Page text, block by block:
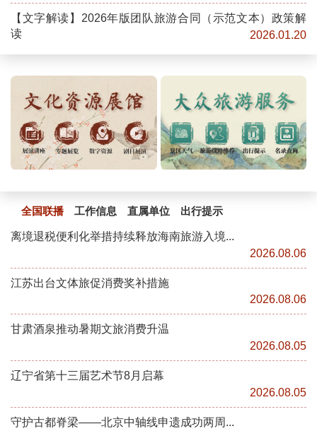
【文字解读】2026年版团队旅游合同（示范文本）政策解
读
2026.01.20
全国联播 工作信息 直属单位 出行提示
离境退税便利化举措持续释放海南旅游入境...
2026.08.06
江苏出台文体旅促消费奖补措施
2026.08.06
甘肃酒泉推动暑期文旅消费升温
2026.08.05
辽宁省第十三届艺术节8月启幕
2026.08.05
守护古都脊梁——北京中轴线申遗成功两周...